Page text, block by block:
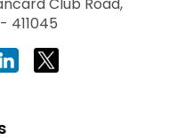
Club Road,
411045